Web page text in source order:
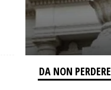
DA NON PERDERE